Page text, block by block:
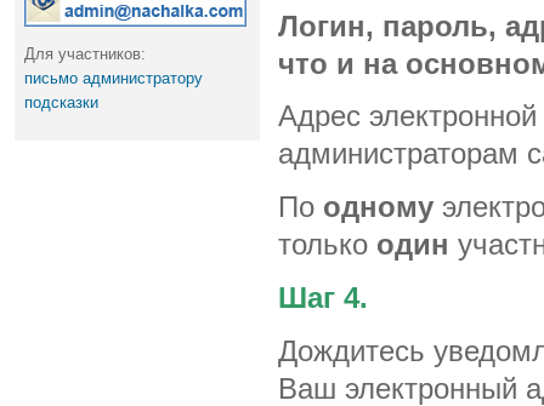
Для участников:
письмо администратору
подсказки
Логин, пароль,
что и на
Адрес
администраторам
По одному
только один
Шаг 4.
Дождитесь
Ваш электронный